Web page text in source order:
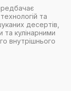
та
десертів,
та кулінарними
внутрішнього